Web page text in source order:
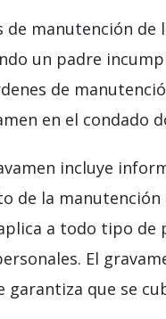
de manutención de
un padre
de
en el condado
incluye
de la
a todo tipo
El
garantiza que se